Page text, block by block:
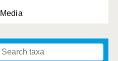
Media
Hyas araneus
Hydractinia echinata